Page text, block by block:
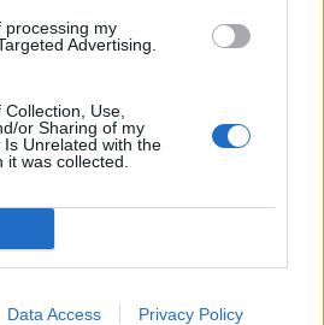
processing my
Advertising.
Use,
or Sharing of my
Unrelated with the
was collected.
Data Access Privacy Policy
junto à Ponte
desalojada em...